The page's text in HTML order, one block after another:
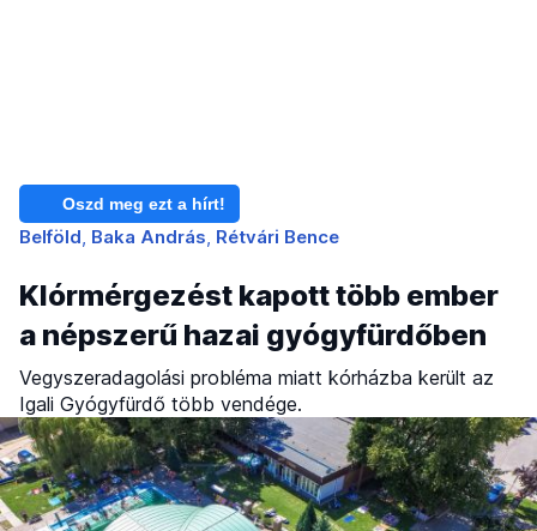
Oszd meg ezt a hírt!
Belföld Baka András Rétvári Bence
Klórmérgezést kapott több ember
a népszerű hazai gyógyfürdőben
Vegyszeradagolási probléma miatt kórházba került az
Igali Gyógyfürdő több vendége.